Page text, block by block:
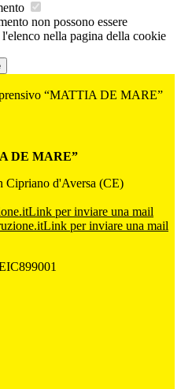
non possono essere
nella pagina della cookie
“MATTIA DE MARE”
DE MARE”
Cipriano d'Aversa (CE)
Link per inviare una mail
Link per inviare una mail